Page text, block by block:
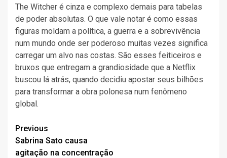
The Witcher é cinza e complexo demais para tabelas
de poder absolutas. O que vale notar é como essas
figuras moldam a política, a guerra e a sobrevivência
num mundo onde ser poderoso muitas vezes significa
carregar um alvo nas costas. São esses feiticeiros e
bruxos que entregam a grandiosidade que a Netflix
buscou lá atrás, quando decidiu apostar seus bilhões
para transformar a obra polonesa num fenômeno
global.
Continue
Reading
Previous
Sabrina Sato causa
agitação na concentração